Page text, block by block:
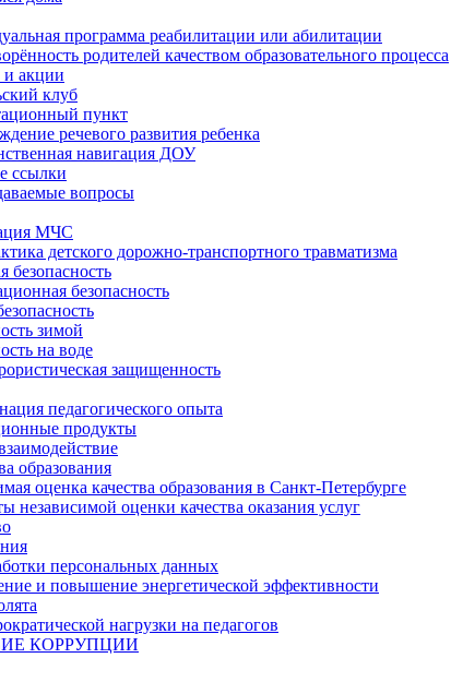
программа реабилитации или абилитации
родителей качеством образовательного процесса
акции
клуб
пункт
речевого развития ребенка
навигация ДОУ
ссылки
вопросы
МЧС
детского дорожно-транспортного травматизма
безопасность
безопасность
зимой
на воде
защищенность
педагогического опыта
продукты
образования
оценка качества образования в Санкт-Петербурге
независимой оценки качества оказания услуг
персональных данных
и повышение энергетической эффективности
нагрузки на педагогов
КОРРУПЦИИ